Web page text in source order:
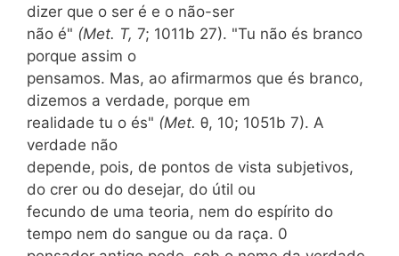
dizer que o ser é e o não-ser
não é" (Met. T, 7; 1011b 27). "Tu não és branco
porque assim o
pensamos. Mas, ao afirmarmos que és branco,
dizemos a verdade, porque em
realidade tu o és" (Met. θ, 10; 1051b 7). A
verdade não
depende, pois, de pontos de vista subjetivos,
do crer ou do desejar, do útil ou
fecundo de uma teoria, nem do espírito do
tempo nem do sangue ou da raça. 0